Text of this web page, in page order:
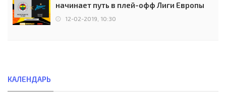
начинает путь в плей-офф Лиги Европы
12-02-2019, 10:30
КАЛЕНДАРЬ